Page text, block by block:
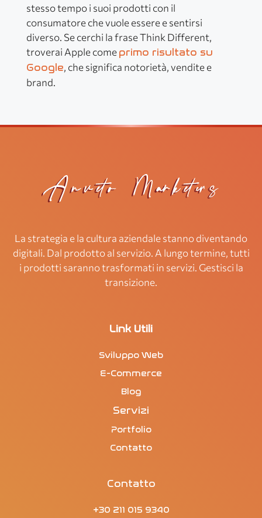
stesso tempo i suoi prodotti con il
consumatore che vuole essere e sentirsi
diverso. Se cerchi la frase Think Different,
troverai Apple come primo risultato su
Google, che significa notorietà, vendite e
brand.
La strategia e la cultura aziendale stanno diventando
digitali. Dal prodotto al servizio. A lungo termine, tutti
i prodotti saranno trasformati in servizi. Gestisci la
transizione.
Link Utili
Sviluppo Web
E-Commerce
Blog
Servizi
Portfolio
Contatto
Contatto
+30 211 015 9340